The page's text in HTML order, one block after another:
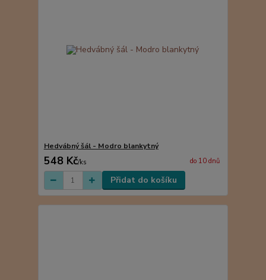
Hedvábný šál - Modro blankytný
548 Kč/ks do 10 dnů
Přidat do košíku